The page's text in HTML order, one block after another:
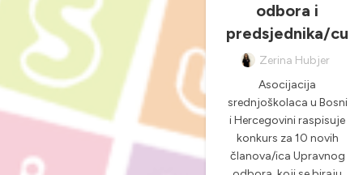
odbora i
predsjednika/cu
Zerina Hubjer
Asocijacija
srednjoškolaca u Bosni
i Hercegovini raspisuje
konkurs za 10 novih
članova/ica Upravnog